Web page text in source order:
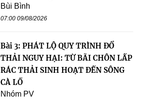
Bùi Bình
07:00 09/08/2026
Bài 3: PHÁT LỘ QUY TRÌNH ĐỔ
THẢI NGUY HẠI: TỪ BÃI CHÔN LẤP
RÁC THẢI SINH HOẠT ĐẾN SÔNG
CÀ LỒ
Nhóm PV